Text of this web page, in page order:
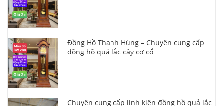
Đồng Hồ Thanh Hùng – Chuyên cung cấp
đồng hồ quả lắc cây cơ cổ
Chuyên cung cấp linh kiện đồng hồ quả lắc